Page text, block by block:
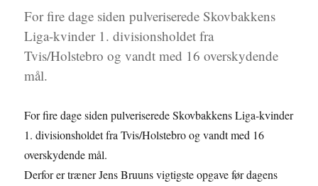
For fire dage siden pulveriserede Skovbakkens
Liga-kvinder 1. divisionsholdet fra
Tvis/Holstebro og vandt med 16 overskydende
mål.
For fire dage siden pulveriserede Skovbakkens Liga-kvinder
1. divisionsholdet fra Tvis/Holstebro og vandt med 16
overskydende mål.
Derfor er træner Jens Bruuns vigtigste opgave før dagens